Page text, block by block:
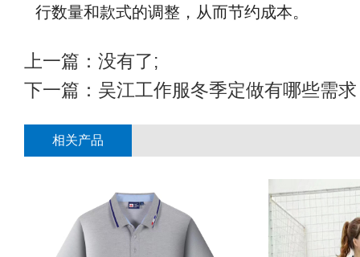
行数量和款式的调整，从而节约成本。
上一篇：没有了;
下一篇： 吴江工作服冬季定做有哪些需
相关产品